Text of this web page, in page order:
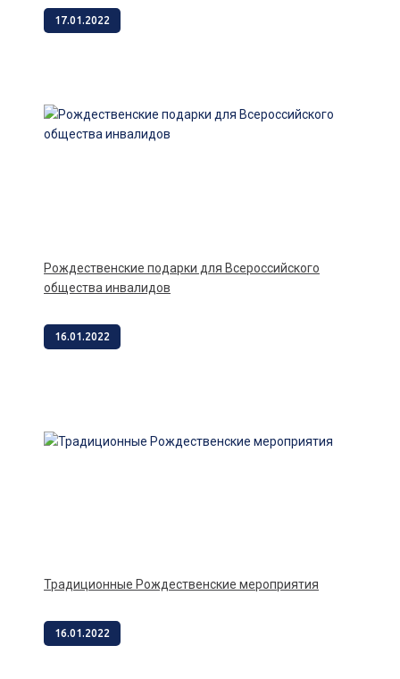
17.01.2022
Рождественские подарки для Всероссийского
общества инвалидов
16.01.2022
Традиционные Рождественские мероприятия
16.01.2022